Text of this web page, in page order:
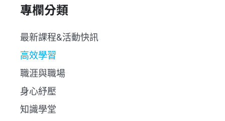
專欄分類
最新課程&活動快訊
高效學習
職涯與職場
身心紓壓
知識學堂